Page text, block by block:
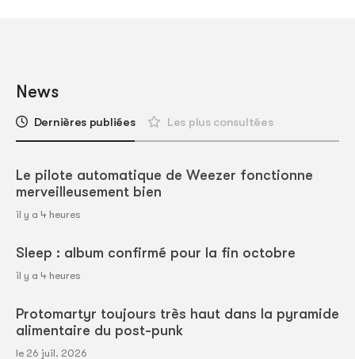
News
Dernières publiées Les plus consultées
Le pilote automatique de Weezer fonctionne
merveilleusement bien
il y a 4 heures
Sleep : album confirmé pour la fin octobre
il y a 4 heures
Protomartyr toujours très haut dans la pyramide
alimentaire du post-punk
le 26 juil. 2026